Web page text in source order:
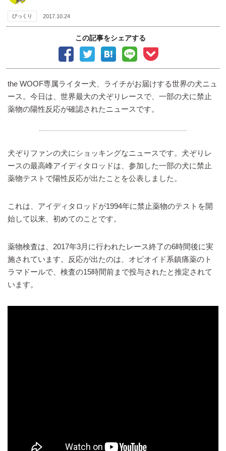
びっくり 2017.10.24
この記事をシェアする
the WOOF専属ライター犬、ライチがお届けする世界の犬ニュ
ース。今日は、世界最大の犬ぞりレースで、一部の犬に禁止
薬物の陽性反応が確認されたニュースです。
犬ぞりファンの犬にショッキングなニュースです。犬ぞりレ
ースの最高峰アイディタロッドは、参加した一部の犬に禁止
薬物テストで陽性反応が出たことを公表しました。
これは、アイディタロッドが1994年に禁止薬物のテストを開
始して以来、初めてのことです。
薬物検査は、2017年3月に行われたレース終了の6時間後に実
施されています。反応が出たのは、オピオイド系鎮痛薬のト
ラマドールで、検査の15時間前まで投与されたと推定されて
います。